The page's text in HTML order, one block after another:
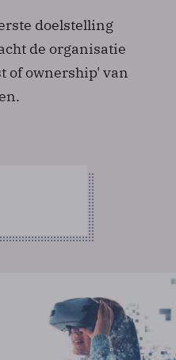
doelstelling
de organisatie
of ownership' van